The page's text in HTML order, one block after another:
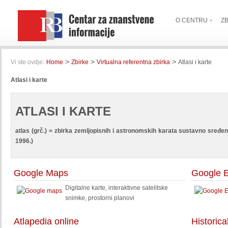
O CENTRU
Vi ste ovdje: Home > Zbirke > Virtualna referentna zbirka > Atlasi i karte
Atlasi i karte
ATLASI I KARTE
atlas (grč.) = zbirka zemljopisnih i astronomskih karata sustavno
1996.)
Google Maps
Digitalne karte, interaktivne satelitske
snimke, prostorni planovi
Google
Atlapedia online